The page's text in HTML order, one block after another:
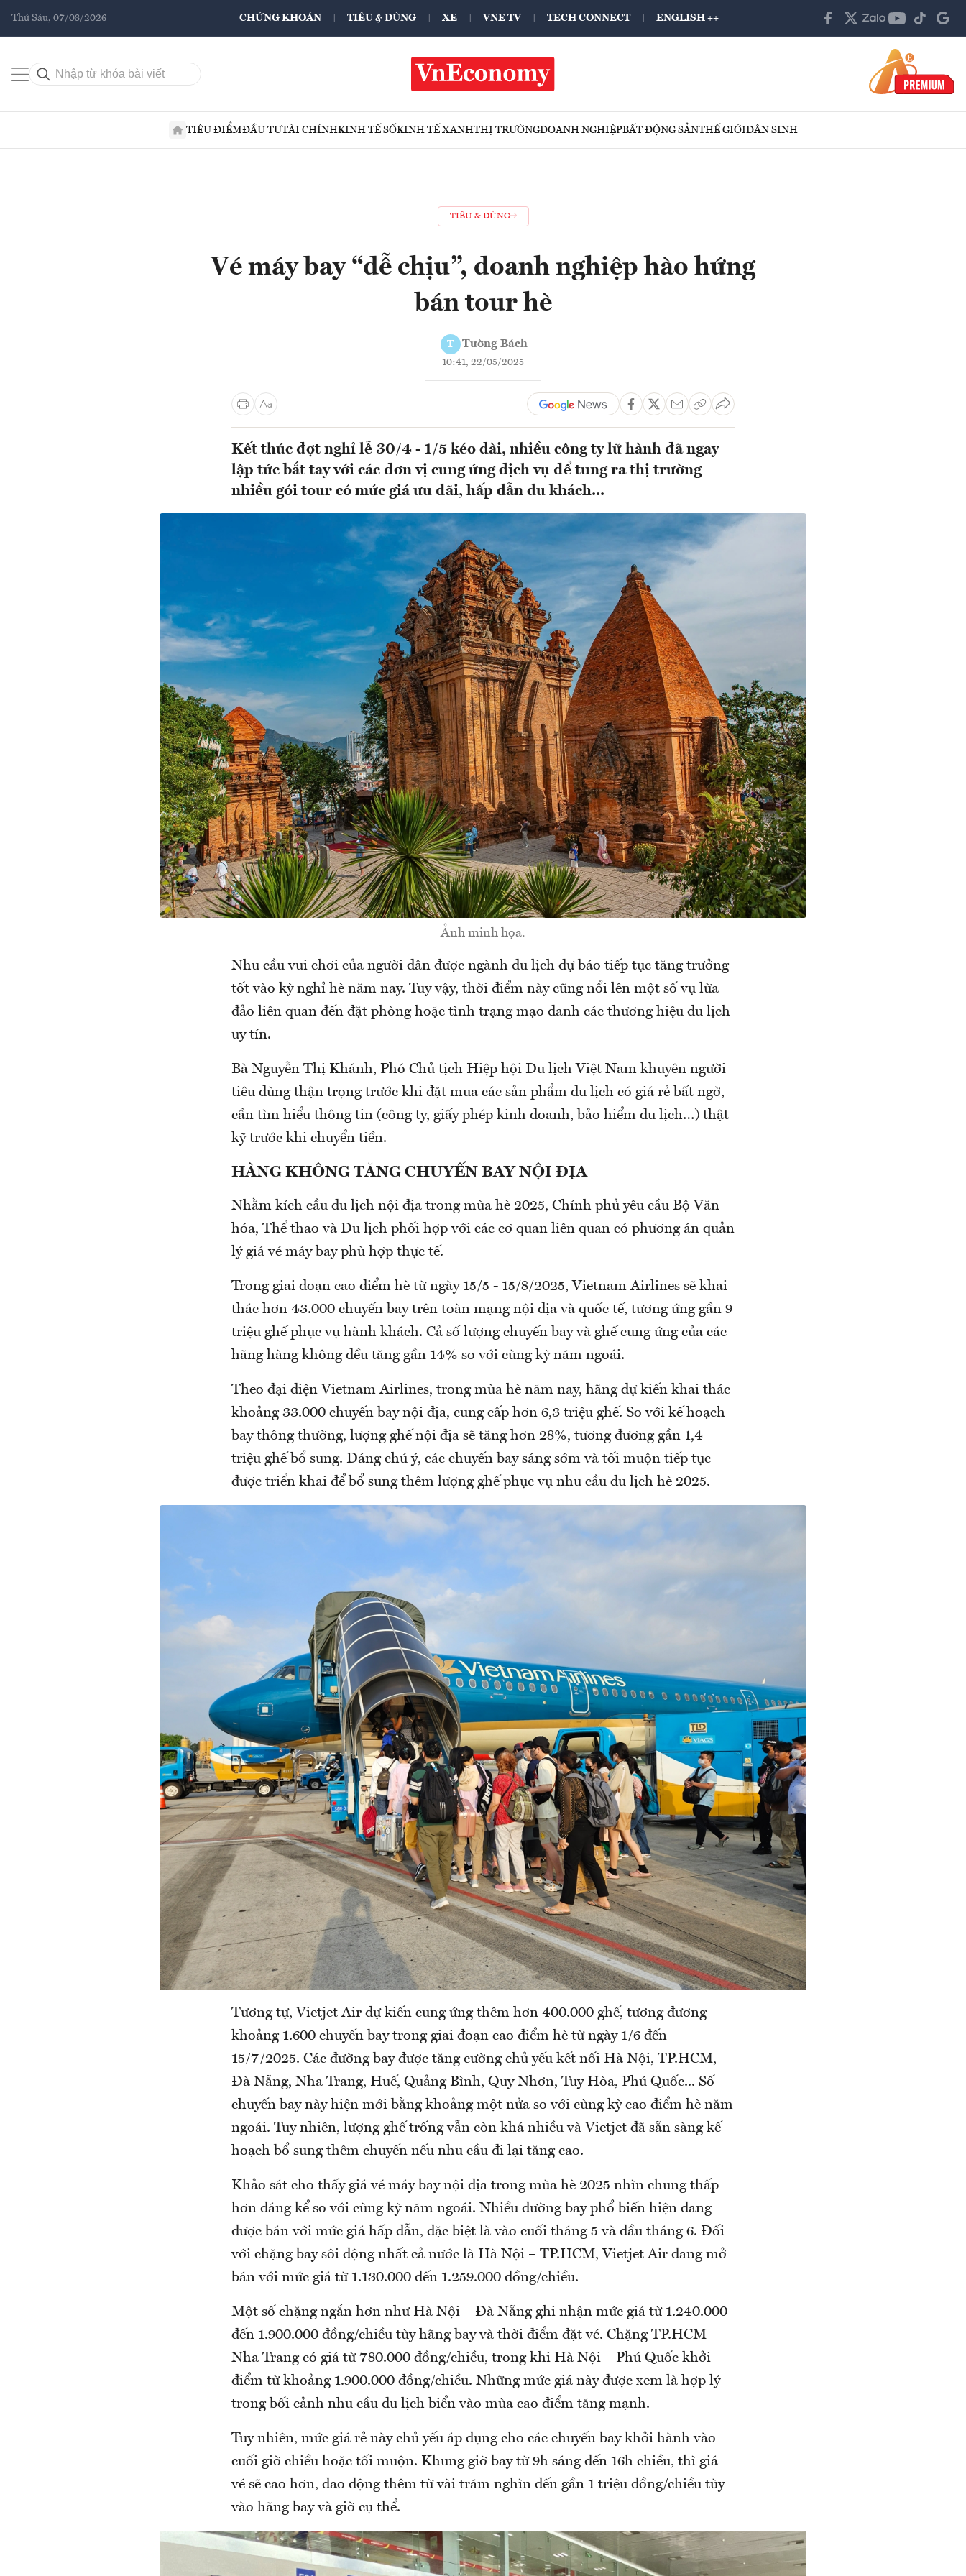
Thứ Sáu, 07/08/2026 CHỨNG KHOÁN TIÊU & DÙNG XE VNE TV TECH CONNECT ENGLISH ++
TIÊU ĐIỂMĐẦU TƯTÀI CHÍNHKINH TẾ SỐKINH TẾ XANHTHỊ TRƯỜNGDOANH NGHIỆPBẤT ĐỘNG SẢNTHẾ GIỚIDÂN SINH
TIÊU & DÙNG
Vé máy bay “dễ chịu”, doanh nghiệp hào hứng
bán tour hè
T Tường Bách
10:41, 22/05/2025
Kết thúc đợt nghỉ lễ 30/4 - 1/5 kéo dài, nhiều công ty lữ hành đã ngay
lập tức bắt tay với các đơn vị cung ứng dịch vụ để tung ra thị trường
nhiều gói tour có mức giá ưu đãi, hấp dẫn du khách...
Ảnh minh họa.
Nhu cầu vui chơi của người dân được ngành du lịch dự báo tiếp tục tăng trưởng
tốt vào kỳ nghỉ hè năm nay. Tuy vậy, thời điểm này cũng nổi lên một số vụ lừa
đảo liên quan đến đặt phòng hoặc tình trạng mạo danh các thương hiệu du lịch
uy tín.
Bà Nguyễn Thị Khánh, Phó Chủ tịch Hiệp hội Du lịch Việt Nam khuyên người
tiêu dùng thận trọng trước khi đặt mua các sản phẩm du lịch có giá rẻ bất ngờ,
cần tìm hiểu thông tin (công ty, giấy phép kinh doanh, bảo hiểm du lịch…) thật
kỹ trước khi chuyển tiền.
HÀNG KHÔNG TĂNG CHUYẾN BAY NỘI ĐỊA
Nhằm kích cầu du lịch nội địa trong mùa hè 2025, Chính phủ yêu cầu Bộ Văn
hóa, Thể thao và Du lịch phối hợp với các cơ quan liên quan có phương án quản
lý giá vé máy bay phù hợp thực tế.
Trong giai đoạn cao điểm hè từ ngày 15/5 - 15/8/2025, Vietnam Airlines sẽ khai
thác hơn 43.000 chuyến bay trên toàn mạng nội địa và quốc tế, tương ứng gần 9
triệu ghế phục vụ hành khách. Cả số lượng chuyến bay và ghế cung ứng của các
hãng hàng không đều tăng gần 14% so với cùng kỳ năm ngoái.
Theo đại diện Vietnam Airlines, trong mùa hè năm nay, hãng dự kiến khai thác
khoảng 33.000 chuyến bay nội địa, cung cấp hơn 6,3 triệu ghế. So với kế hoạch
bay thông thường, lượng ghế nội địa sẽ tăng hơn 28%, tương đương gần 1,4
triệu ghế bổ sung. Đáng chú ý, các chuyến bay sáng sớm và tối muộn tiếp tục
được triển khai để bổ sung thêm lượng ghế phục vụ nhu cầu du lịch hè 2025.
Tương tự, Vietjet Air dự kiến cung ứng thêm hơn 400.000 ghế, tương đương
khoảng 1.600 chuyến bay trong giai đoạn cao điểm hè từ ngày 1/6 đến
15/7/2025. Các đường bay được tăng cường chủ yếu kết nối Hà Nội, TP.HCM,
Đà Nẵng, Nha Trang, Huế, Quảng Bình, Quy Nhơn, Tuy Hòa, Phú Quốc... Số
chuyến bay này hiện mới bằng khoảng một nửa so với cùng kỳ cao điểm hè năm
ngoái. Tuy nhiên, lượng ghế trống vẫn còn khá nhiều và Vietjet đã sẵn sàng kế
hoạch bổ sung thêm chuyến nếu nhu cầu đi lại tăng cao.
Khảo sát cho thấy giá vé máy bay nội địa trong mùa hè 2025 nhìn chung thấp
hơn đáng kể so với cùng kỳ năm ngoái. Nhiều đường bay phổ biến hiện đang
được bán với mức giá hấp dẫn, đặc biệt là vào cuối tháng 5 và đầu tháng 6. Đối
với chặng bay sôi động nhất cả nước là Hà Nội – TP.HCM, Vietjet Air đang mở
bán với mức giá từ 1.130.000 đến 1.259.000 đồng/chiều.
Một số chặng ngắn hơn như Hà Nội – Đà Nẵng ghi nhận mức giá từ 1.240.000
đến 1.900.000 đồng/chiều tùy hãng bay và thời điểm đặt vé. Chặng TP.HCM –
Nha Trang có giá từ 780.000 đồng/chiều, trong khi Hà Nội – Phú Quốc khởi
điểm từ khoảng 1.900.000 đồng/chiều. Những mức giá này được xem là hợp lý
trong bối cảnh nhu cầu du lịch biển vào mùa cao điểm tăng mạnh.
Tuy nhiên, mức giá rẻ này chủ yếu áp dụng cho các chuyến bay khởi hành vào
cuối giờ chiều hoặc tối muộn. Khung giờ bay từ 9h sáng đến 16h chiều, thì giá
vé sẽ cao hơn, dao động thêm từ vài trăm nghìn đến gần 1 triệu đồng/chiều tùy
vào hãng bay và giờ cụ thể.